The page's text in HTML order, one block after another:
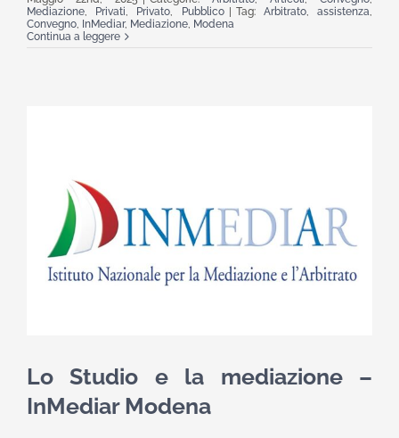
Mediazione, Privati, Privato, Pubblico Tag: Arbitrato,assistenza,
Convegno, InMediar, Mediazione, Modena
Continua a leggere
Lo Studio e la mediazione –
InMediar Modena